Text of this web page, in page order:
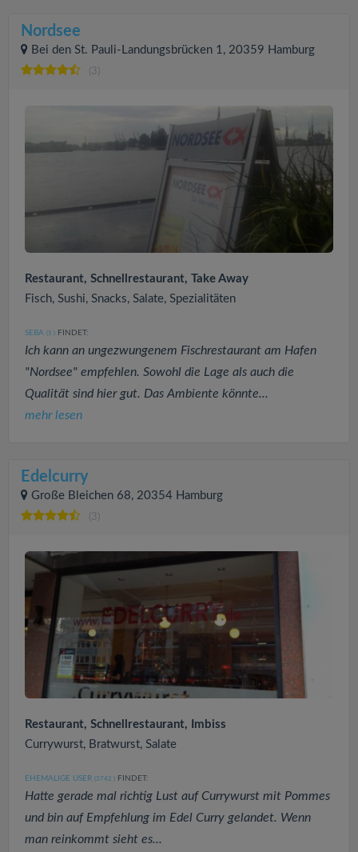
Nordsee
Bei den St. Pauli-Landungsbrücken 1, 20359 Hamburg
(3)
Restaurant, Schnellrestaurant, Take Away
Fisch, Sushi, Snacks, Salate, Spezialitäten
SEBA (5 ) FINDET:
Ich kann an ungezwungenem Fischrestaurant am Hafen
"Nordsee" empfehlen. Sowohl die Lage als auch die
Qualität sind hier gut. Das Ambiente könnte...
mehr lesen
Edelcurry
Große Bleichen 68, 20354 Hamburg
(3)
Restaurant, Schnellrestaurant, Imbiss
Currywurst, Bratwurst, Salate
EHEMALIGE USER (3742 ) FINDET:
Hatte gerade mal richtig Lust auf Currywurst mit Pommes
und bin auf Empfehlung im Edel Curry gelandet. Wenn
man reinkommt sieht es...